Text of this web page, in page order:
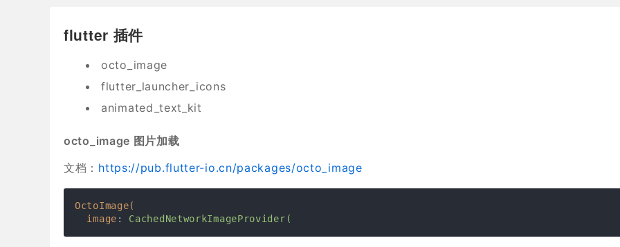
flutter 插件
octo_image
flutter_launcher_icons
animated_text_kit
octo_image 图片加载
文档： https://pub.flutter-io.cn/packages/octo_image
OctoImage(
image : CachedNetworkImageProvider(